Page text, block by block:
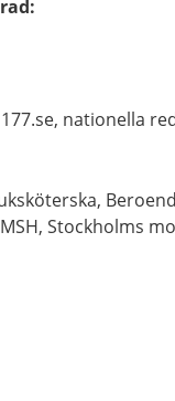
:
nationella
Stockholms